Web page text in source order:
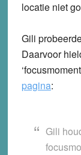
locatie niet
Gili
Daarvoor
pagina:
Gili